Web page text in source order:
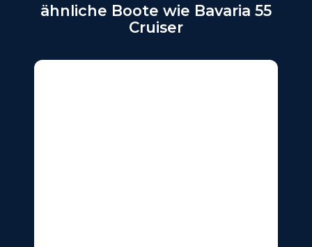
ähnliche Boote wie Bavaria 55
Cruiser